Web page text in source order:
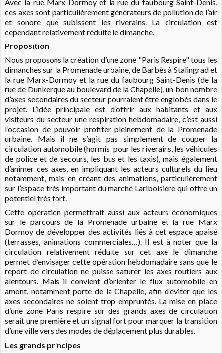
Avec la rue Marx-Dormoy et la rue du faubourg Saint-Denis,
ces axes sont particulièrement générateurs de pollution de l’air
et sonore que subissent les riverains. La circulation est
cependant relativement réduite le dimanche.
Proposition
Nous proposons la création d’une zone "Paris Respire" tous les
dimanches sur la Promenade urbaine, de Barbès à Stalingrad et
la rue Marx-Dormoy et la rue du faubourg Saint-Denis (de la
rue de Dunkerque au boulevard de la Chapelle), un bon nombre
d’axes secondaires du secteur pourraient être englobés dans le
projet. L’idée principale est d’offrir aux habitants et aux
visiteurs du secteur une respiration hebdomadaire, c’est aussi
l’occasion de pouvoir profiter pleinement de la Promenade
urbaine. Mais il ne s’agit pas simplement de couper la
circulation automobile (hormis pour les riverains, les véhicules
de police et de secours, les bus et les taxis), mais également
d’animer ces axes, en impliquant les acteurs culturels du lieu
notamment, mais en créant des animations, particulièrement
sur l’espace très important du marché Lariboisière qui offre un
potentiel très fort.
Cette opération permettrait aussi aux acteurs économiques
sur le parcours de la Promenade urbaine et la rue Marx
Dormoy de développer des activités liés à cet espace apaisé
(terrasses, animations commerciales…). Il est à noter que la
circulation relativement réduite sur cet axe le dimanche
permet d’envisager cette opération hebdomadaire sans que le
report de circulation ne puisse saturer les axes routiers aux
alentours. Mais il convient d’orienter le flux automobile en
amont, notamment porte de la Chapelle, afin d’éviter que les
axes secondaires ne soient trop empruntés. La mise en place
d’une zone Paris respire sur des grands axes de circulation
serait une première et un signal fort pour marquer la transition
d’une ville vers des modes de déplacement plus durables.
Les grands principes